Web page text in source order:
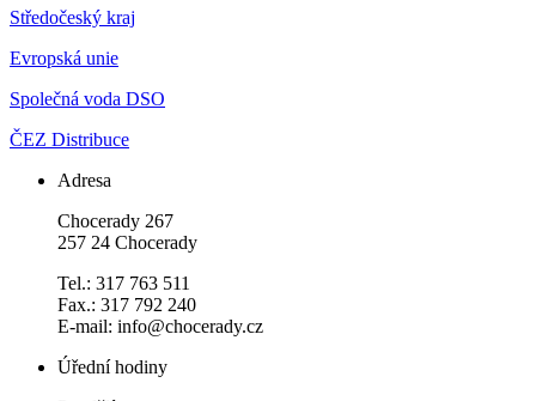
Středočeský kraj
Evropská unie
Společná voda DSO
ČEZ Distribuce
Adresa
Chocerady 267
257 24 Chocerady
Tel.: 317 763 511
Fax.: 317 792 240
E-mail: info@chocerady.cz
Úřední hodiny